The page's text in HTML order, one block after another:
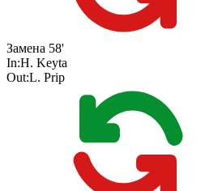
Замена 58'
In:H. Keyta
Out:L. Prip